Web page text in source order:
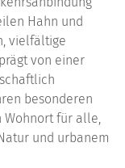
Hahn und
vielfältige
von einer
besonderen
Wohnort für alle,
und urbanem